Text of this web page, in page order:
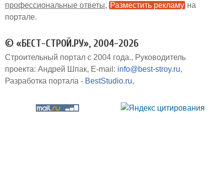
профессиональные ответы
Разместить рекламу на
портале
© «БЕСТ-СТРОЙ.РУ», 2004-2026
Строительный портал с 2004 года.
Руководитель
проекта: Андрей Шпак E-mail: info@best-stroy.ru
Разработка портала - BestStudio.ru